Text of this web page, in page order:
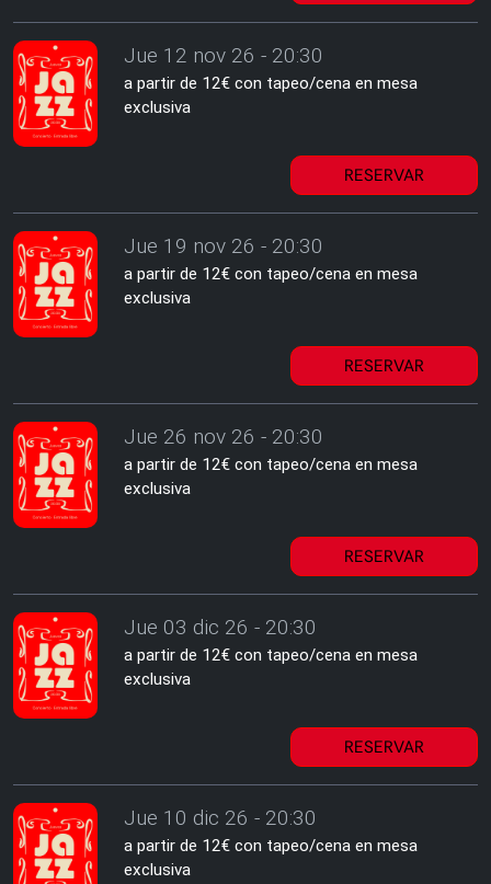
Jue 12 nov 26 - 20:30
a partir de 12€ con tapeo/cena en mesa
exclusiva
RESERVAR
Jue 19 nov 26 - 20:30
a partir de 12€ con tapeo/cena en mesa
exclusiva
RESERVAR
Jue 26 nov 26 - 20:30
a partir de 12€ con tapeo/cena en mesa
exclusiva
RESERVAR
Jue 03 dic 26 - 20:30
a partir de 12€ con tapeo/cena en mesa
exclusiva
RESERVAR
Jue 10 dic 26 - 20:30
a partir de 12€ con tapeo/cena en mesa
exclusiva